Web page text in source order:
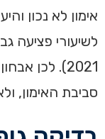
אימון לא נכון
2021). לכן
סביבת האימון,